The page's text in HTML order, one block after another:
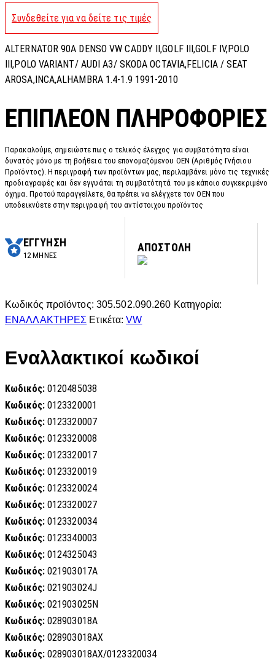
Συνδεθείτε για να δείτε τις τιμές
ALTERNATOR 90A DENSO VW CADDY II,GOLF III,GOLF IV,POLO
III,POLO VARIANT/ AUDI A3/ SKODA OCTAVIA,FELICIA / SEAT
AROSA,INCA,ALHAMBRA 1.4-1.9 1991-2010
ΕΠΙΠΛΈΟΝ ΠΛΗΡΟΦΟΡΊΕΣ
Παρακαλούμε, σημειώστε πως ο τελικός έλεγχος για συμβατότητα είναι
δυνατός μόνο με τη βοήθεια του επονομαζόμενου OEN (Αριθμός Γνήσιου
Προϊόντος). Η περιγραφή των προϊόντων μας, περιλαμβάνει μόνο τις τεχνικές
προδιαγραφές και δεν εγγυάται τη συμβατότητά του με κάποιο συγκεκριμένο
όχημα. Προτού παραγγείλετε, θα πρέπει να ελέγχετε τον OEN που
υποδεικνύετε στην περιγραφή του αντίστοιχου προϊόντος
ΕΓΓΥΗΣΗ
12 ΜΗΝΕΣ
ΑΠΟΣΤΟΛΗ
Κωδικός προϊόντος: 305.502.090.260 Κατηγορία:
ΕΝΑΛΛΑΚΤΗΡΕΣ Ετικέτα:VW
Εναλλακτικοί κωδικοί
Κωδικός: 0120485038
Κωδικός: 0123320001
Κωδικός: 0123320007
Κωδικός: 0123320008
Κωδικός: 0123320017
Κωδικός: 0123320019
Κωδικός: 0123320024
Κωδικός: 0123320027
Κωδικός: 0123320034
Κωδικός: 0123340003
Κωδικός: 0124325043
Κωδικός: 021903017A
Κωδικός: 021903024J
Κωδικός: 021903025N
Κωδικός: 028903018A
Κωδικός: 028903018AX
Κωδικός: 028903018AX/0123320034